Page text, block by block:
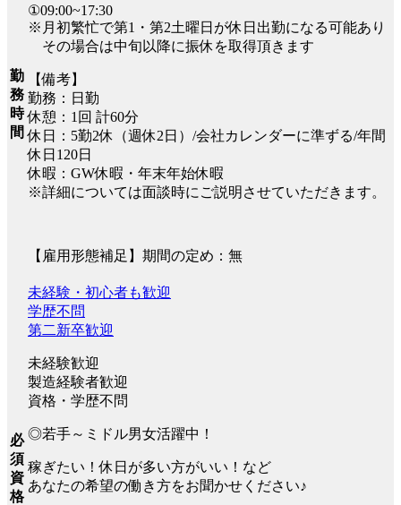
勤
務
時
間
①09:00~17:30
※月初繁忙で第1・第2土曜日が休日出勤になる可能あり
その場合は中旬以降に振休を取得頂きます
【備考】
勤務：日勤
休憩：1回 計60分
休日：5勤2休（週休2日）/会社カレンダーに準ずる/年間
休日120日
休暇：GW休暇・年末年始休暇
※詳細については面談時にご説明させていただきます。
【雇用形態補足】期間の定め：無
必
須
資
格
未経験・初心者も歓迎
学歴不問
第二新卒歓迎
未経験歓迎
製造経験者歓迎
資格・学歴不問
◎若手～ミドル男女活躍中！
稼ぎたい！休日が多い方がいい！など
あなたの希望の働き方をお聞かせください♪